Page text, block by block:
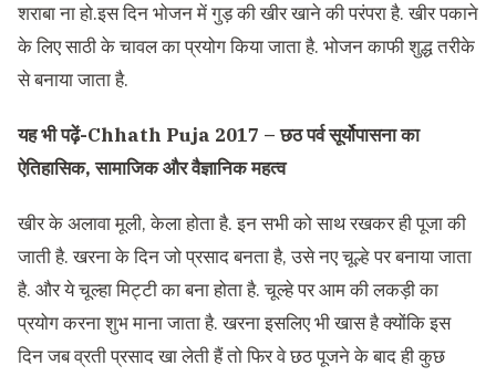
शराबा ना हो.इस दिन भोजन में गुड़ की खीर खाने की परंपरा है. खीर पकाने
के लिए साठी के चावल का प्रयोग किया जाता है. भोजन काफी शुद्ध तरीके
से बनाया जाता है.
यह भी पढ़ें-Chhath Puja 2017 – छठ पर्व सूर्योपासना का
ऐतिहासिक, सामाजिक और वैज्ञानिक महत्व
खीर के अलावा मूली, केला होता है. इन सभी को साथ रखकर ही पूजा की
जाती है. खरना के दिन जो प्रसाद बनता है, उसे नए चूल्हे पर बनाया जाता
है. और ये चूल्‍हा मिट्टी का बना होता है. चूल्‍हे पर आम की लकड़ी का
प्रयोग करना शुभ माना जाता है. खरना इसलिए भी खास है क्‍योंकि इस
दिन जब व्रती प्रसाद खा लेती हैं तो फिर वे छठ पूजने के बाद ही कुछ